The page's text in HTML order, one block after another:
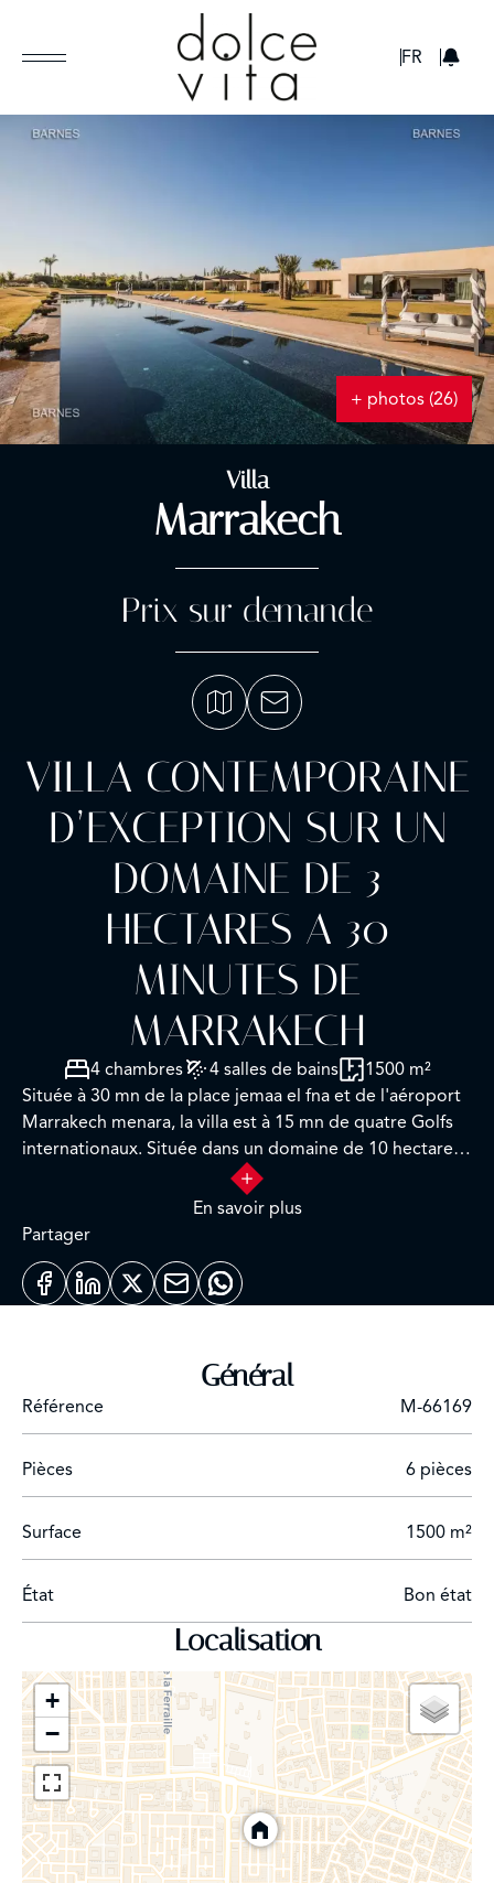
FR
+ photos (26)
Villa
Marrakech
Prix sur demande
VILLA CONTEMPORAINE
D’EXCEPTION SUR UN
DOMAINE DE 3
HECTARES A 30
MINUTES DE
MARRAKECH
4 chambres 4 salles de bains
1500 m²
Située à 30 mn de la place jemaa el fna et de l'aéroport
Marrakech menara, la villa est à 15 mn de quatre Golfs
internationaux. Située dans un domaine de 10 hectares
la propriété est clôture et arboré par des
palmiers,orangers, oliviers et de nombreuses essences
de marrakech. son jardin s'étend sur 3.5 hectares dont 1
surface habitable de cett demeure est 1500 m², dont: 4
suites avec salle de bain dont 1 avec piscine privée.
cuisine entierment equipée. 2 chambres personnel avec
sous-sol de 200m2 avec atelier. 3 piscines dont 1 de 50
métres .
En savoir plus
Partager
Général
Référence M-66169
Pièces 6 pièces
Surface 1500 m²
État Bon état
Localisation
+
−